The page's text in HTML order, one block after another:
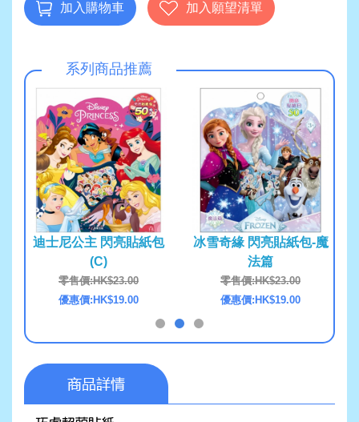
加入購物車 加入願望清單
系列商品推薦
迪士尼公主 閃亮貼紙包
(C)
零售價:HK$23.00
優惠價:HK$19.00
冰雪奇緣 閃亮貼紙包-魔
法篇
零售價:HK$23.00
優惠價:HK$19.00